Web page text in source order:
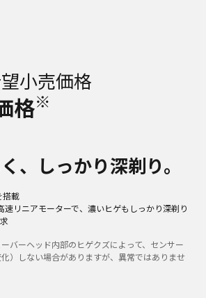
小売価格
格※
、しっかり深剃り。
搭載
リニアモーターで、濃いヒゲもしっかり深剃り
バーヘッド内部のヒゲクズによって、センサー
）しない場合がありますが、異常ではありませ